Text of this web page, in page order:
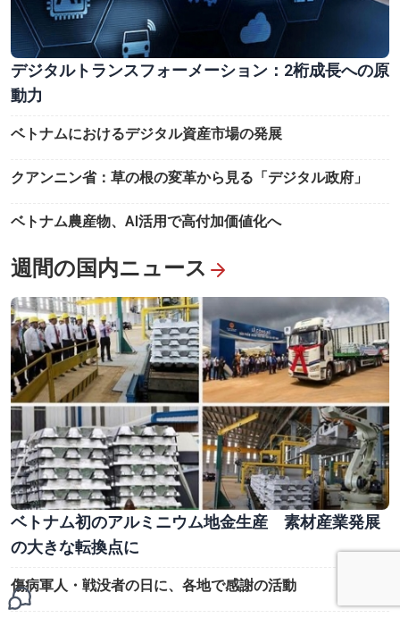
デジタルトランスフォーメーション：2桁成長への原
動力
ベトナムにおけるデジタル資産市場の発展
クアンニン省：草の根の変革から見る「デジタル政府」
ベトナム農産物、AI活用で高付加価値化へ
週間の国内ニュース
ベトナム初のアルミニウム地金生産 素材産業発展
の大きな転換点に
傷病軍人・戦没者の日に、各地で感謝の活動